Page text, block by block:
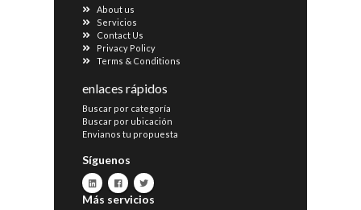
About us
Servicios
Contact Us
Privacy Policy
Terms & Conditions
enlaces rápidos
Buscar por categoría
Buscar por ubicación
Envianos tu propuesta
Síguenos
Más servicios